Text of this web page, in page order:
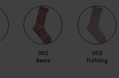
002
Beere
003
Frühling